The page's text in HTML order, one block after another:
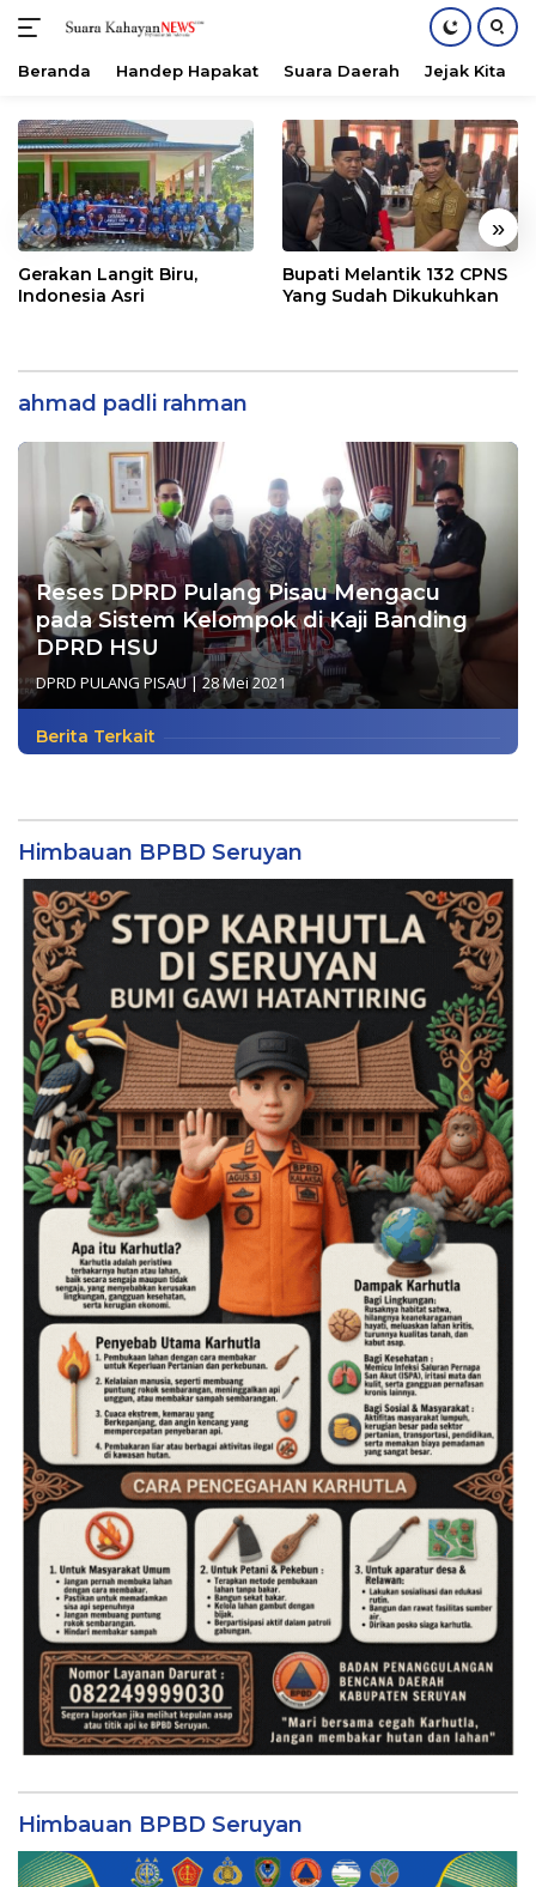
konten
Beranda Handep Hapakat Suara Daerah Jejak Kita
« »
Gerakan Langit Biru,
Indonesia Asri
Bupati Melantik 132 CPNS
Yang Sudah Dikukuhkan
ahmad padli rahman
Reses DPRD Pulang Pisau Mengacu
pada Sistem Kelompok di Kaji Banding
DPRD HSU
DPRD PULANG PISAU|28 Mei 2021
Berita Terkait
Himbauan BPBD Seruyan
Himbauan BPBD Seruyan